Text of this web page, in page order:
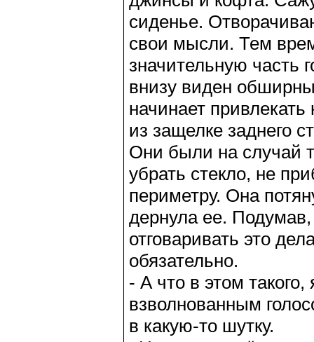
сиденье.
свои мысли. Тем
значительную часть
внизу виден
начинает
из защелке заднего
Они были на случай
убрать стекло, не
периметру. Она
дернула ее.
отговаривать это
обязательно.
- А что в этом
взволнованным
в какую-то шутку.